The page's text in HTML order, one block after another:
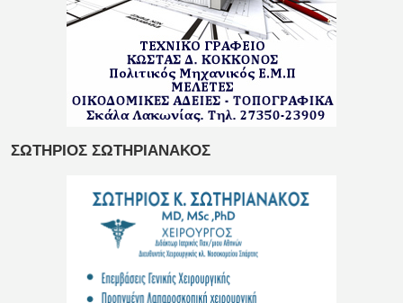
ΣΩΤΗΡΙΟΣ ΣΩΤΗΡΙΑΝΑΚΟΣ